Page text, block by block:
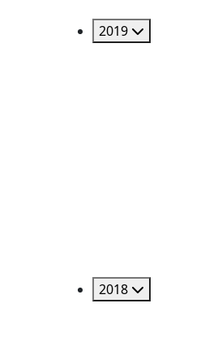
2019
2018